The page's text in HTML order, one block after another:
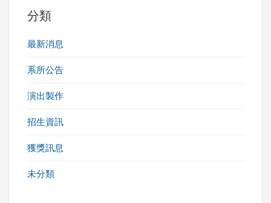
分類
最新消息
系所公告
演出製作
招生資訊
獲獎訊息
未分類